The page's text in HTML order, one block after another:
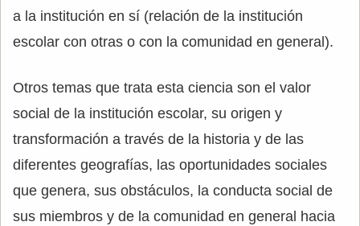
a la institución en sí (relación de la institución
escolar con otras o con la comunidad en general).
Otros temas que trata esta ciencia son el valor
social de la institución escolar, su origen y
transformación a través de la historia y de las
diferentes geografías, las oportunidades sociales
que genera, sus obstáculos, la conducta social de
sus miembros y de la comunidad en general hacia